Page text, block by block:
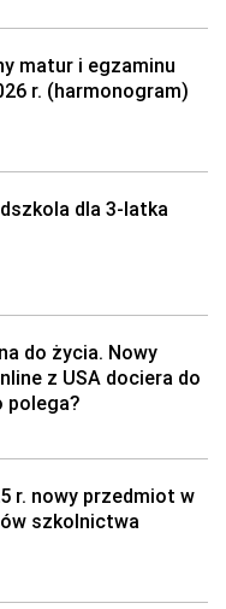
matur i egzaminu
r. (harmonogram)
dla 3-latka
do życia. Nowy
z USA dociera do
polega?
r. nowy przedmiot w
szkolnictwa